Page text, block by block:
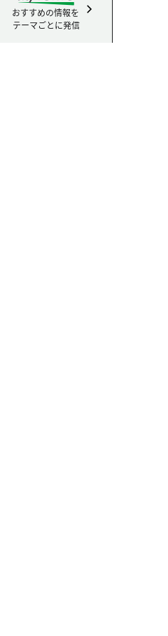
おすすめの情報を
テーマごとに発信